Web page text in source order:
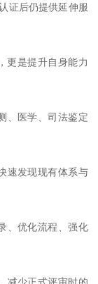
证后仍提供延伸服
更是提升自身能力
、医学、司法鉴定
速发现现有体系与
、优化流程、强化